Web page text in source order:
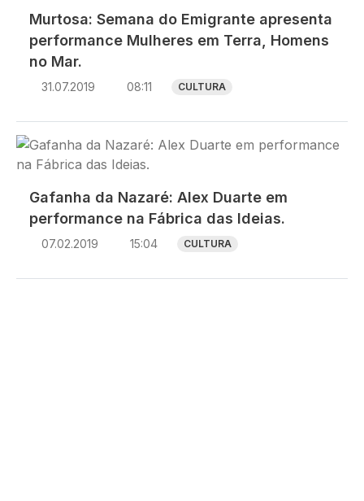
Murtosa: Semana do Emigrante apresenta
performance Mulheres em Terra, Homens
no Mar.
31.07.2019 08:11 CULTURA
Imagem
Gafanha da Nazaré: Alex Duarte em
performance na Fábrica das Ideias.
07.02.2019 15:04 CULTURA